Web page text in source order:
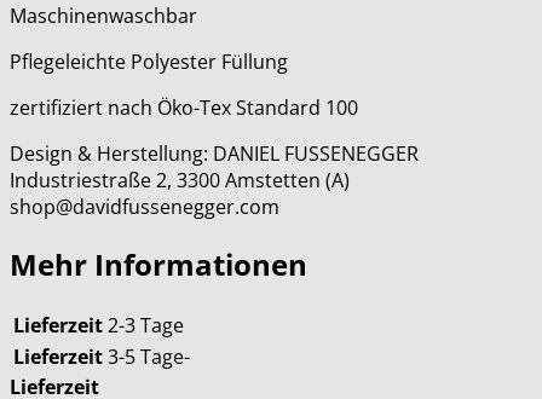
Maschinenwaschbar
Pflegeleichte Polyester Füllung
zertifiziert nach Öko-Tex Standard 100
Design & Herstellung: DANIEL FUSSENEGGER
Industriestraße 2, 3300 Amstetten (A)
shop@davidfussenegger.com
Mehr Informationen
Lieferzeit2-3 Tage
Lieferzeit3-5 Tage-
Lieferzeit